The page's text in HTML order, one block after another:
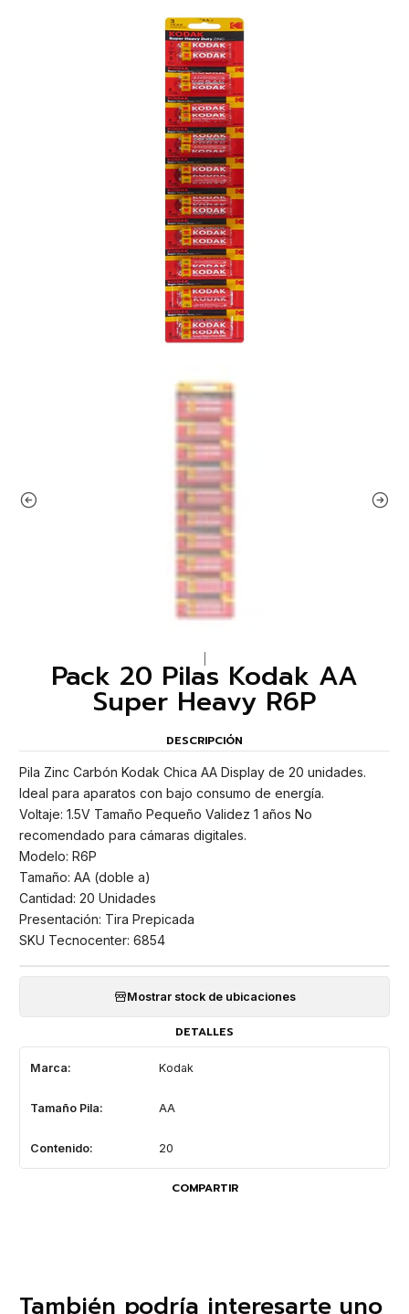
Pack 20 Pilas Kodak AA
Super Heavy R6P
DESCRIPCIÓN
Pila Zinc Carbón Kodak Chica AA Display de 20 unidades.
Ideal para aparatos con bajo consumo de energía.
Voltaje: 1.5V Tamaño Pequeño Validez 1 años No
recomendado para cámaras digitales.
Modelo: R6P
Tamaño: AA (doble a)
Cantidad: 20 Unidades
Presentación: Tira Prepicada
SKU Tecnocenter: 6854
Mostrar stock de ubicaciones
DETALLES
Marca: Kodak
Tamaño Pila: AA
Contenido: 20
COMPARTIR
También podría interesarte uno